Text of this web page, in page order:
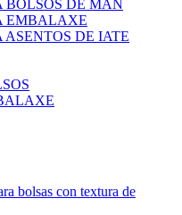
BOLSOS DE MAN
EMBALAXE
ASENTOS DE IATE